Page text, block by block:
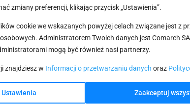
zmiany preferencji, klikając przycisk „Ustawienia”.
cookie we wskazanych powyżej celach związane jest z
Administratorem Twoich danych jest Comarch
mogą być również nasi partnerzy.
znajdziesz w Informacji o przetwarzaniu danych oraz
Ustawienia Zaakceptuj
szablony,